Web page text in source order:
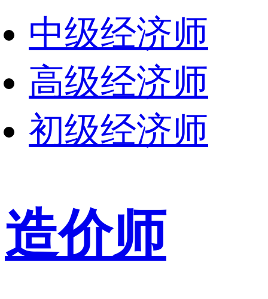
中级经济师
高级经济师
初级经济师
造价师